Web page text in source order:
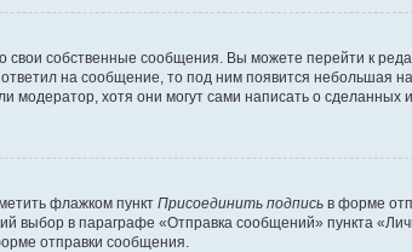
собственные сообщения. Вы можете перейти к
на сообщение, то под ним появится небольшая
хотя они могут сами написать о сделанных
флажком пункт Присоединить подпись в форме
в параграфе «Отправка сообщений» пункта
отправки сообщения.